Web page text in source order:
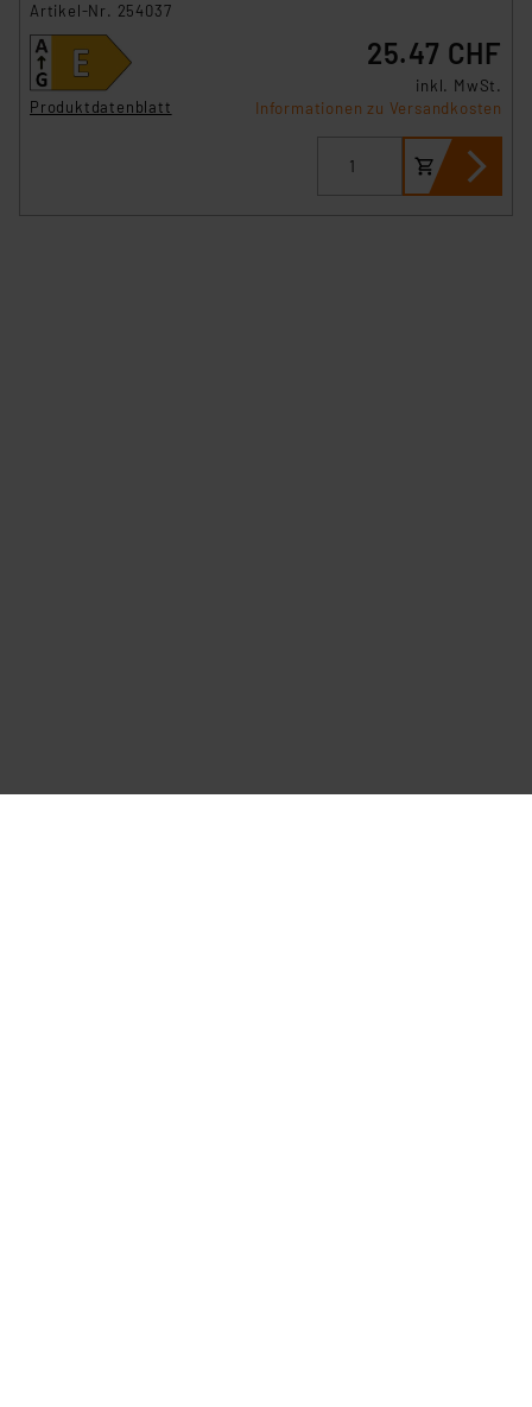
Artikel-Nr. 254037
Produktdatenblatt
25.47 CHF
inkl. MwSt.
Informationen zu Versandkosten